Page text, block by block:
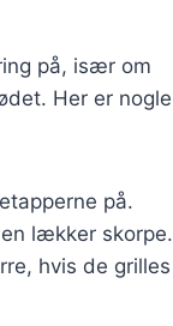
på, især om
Her er nogle
på.
lækker skorpe.
hvis de grilles